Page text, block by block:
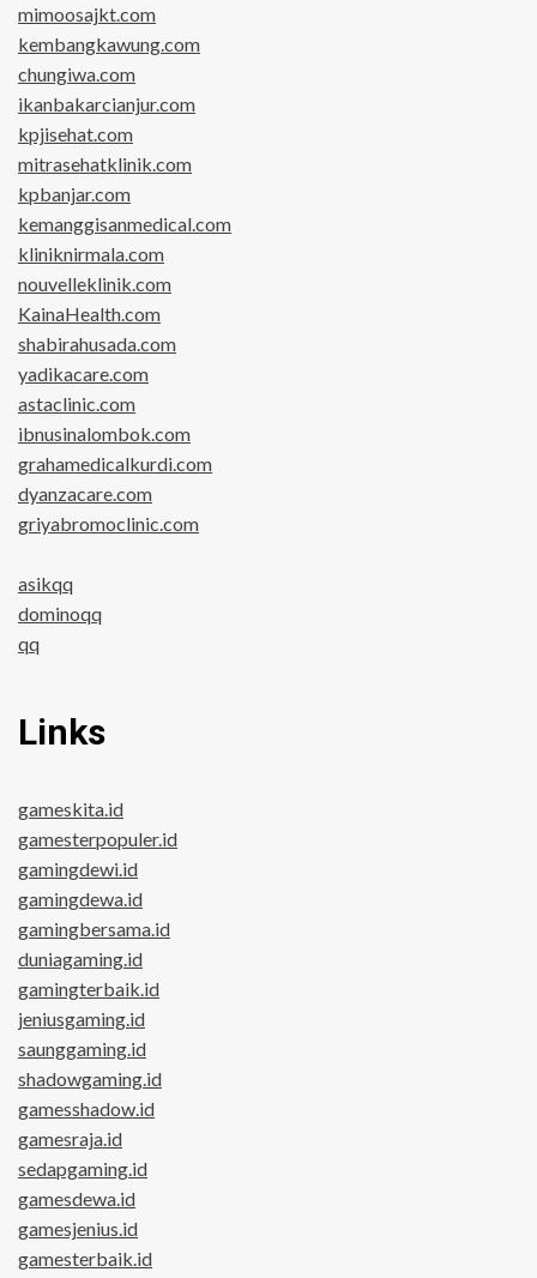
mimoosajkt.com
kembangkawung.com
chungiwa.com
ikanbakarcianjur.com
kpjisehat.com
mitrasehatklinik.com
kpbanjar.com
kemanggisanmedical.com
kliniknirmala.com
nouvelleklinik.com
KainaHealth.com
shabirahusada.com
yadikacare.com
astaclinic.com
ibnusinalombok.com
grahamedicalkurdi.com
dyanzacare.com
griyabromoclinic.com
asikqq
dominoqq
qq
Links
gameskita.id
gamesterpopuler.id
gamingdewi.id
gamingdewa.id
gamingbersama.id
duniagaming.id
gamingterbaik.id
jeniusgaming.id
saunggaming.id
shadowgaming.id
gamesshadow.id
gamesraja.id
sedapgaming.id
gamesdewa.id
gamesjenius.id
gamesterbaik.id